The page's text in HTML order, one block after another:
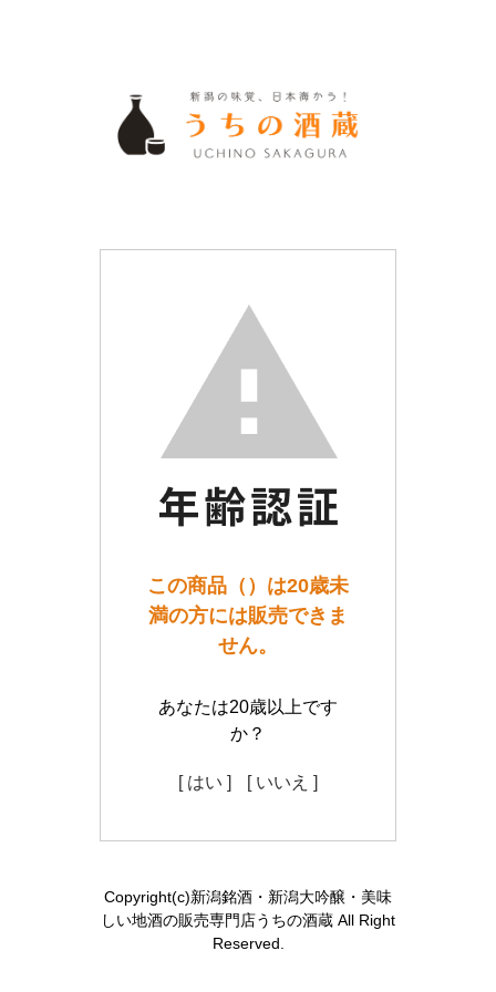
この商品（）は20歳未
満の方には販売できま
せん。
あなたは20歳以上です
か？
[ はい ] [ いいえ ]
Copyright(c)新潟銘酒・新潟大吟醸・美味
しい地酒の販売専門店うちの酒蔵 All Right
Reserved.